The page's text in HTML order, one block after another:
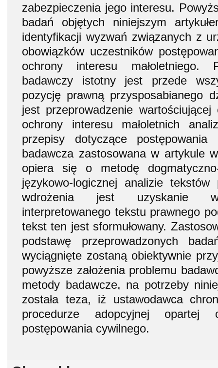
zabezpieczenia jego interesu.
badań objętych niniejszym
identyfikacji wyzwań związanych z
obowiązków uczestników
ochrony interesu małoletniego.
badawczy istotny jest przede
pozycję prawną przysposabianego
jest przeprowadzenie
ochrony interesu małoletnich
przepisy dotyczące postępowania
badawcza zastosowana w artykule
opiera się o metodę
językowo-logicznej analizie
wdrożenia jest uzyskanie
interpretowanego tekstu prawnego
tekst ten jest sformułowany.
podstawę przeprowadzonych
wyciągnięte zostaną obiektywnie
powyższe założenia problemu
metody badawcze, na potrzeby
została teza, iż ustawodawca
procedurze adopcyjnej opartej
postępowania cywilnego.